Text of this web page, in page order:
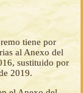
tiene por
al Anexo del
sustituido por
2019.